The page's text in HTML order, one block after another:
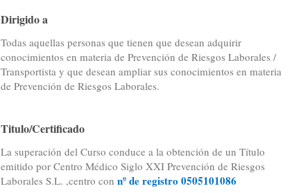
Dirigido a
Todas aquellas personas que tienen que desean adquirir
conocimientos en materia de Prevención de Riesgos Laborales /
Transportista y que desean ampliar sus conocimientos en materia
de Prevención de Riesgos Laborales.
Titulo/Certificado
La superación del Curso conduce a la obtención de un Título
emitido por Centro Médico Siglo XXI Prevención de Riesgos
Laborales S.L. ,centro connº de registro 0505101086